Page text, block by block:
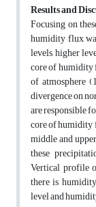
Results and
Focusing on
humidity flux
levels, higher
core of humidity
of atmosphere
divergence on
are responsible
core of humidity
middle and
these
Vertical profile
there is
level and